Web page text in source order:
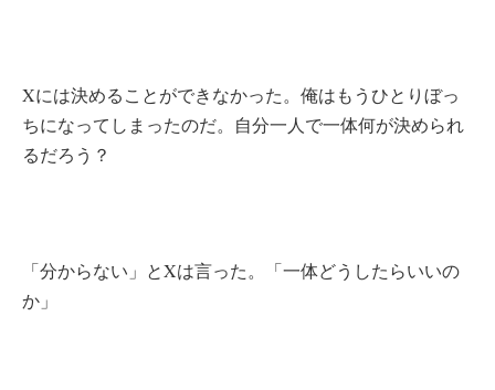
Xには決めることができなかった。俺はもうひとりぼっ
ちになってしまったのだ。自分一人で一体何が決められ
るだろう？
「分からない」とXは言った。「一体どうしたらいいの
か」